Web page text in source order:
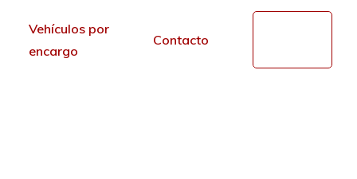
Vehículos por
encargo
Contacto